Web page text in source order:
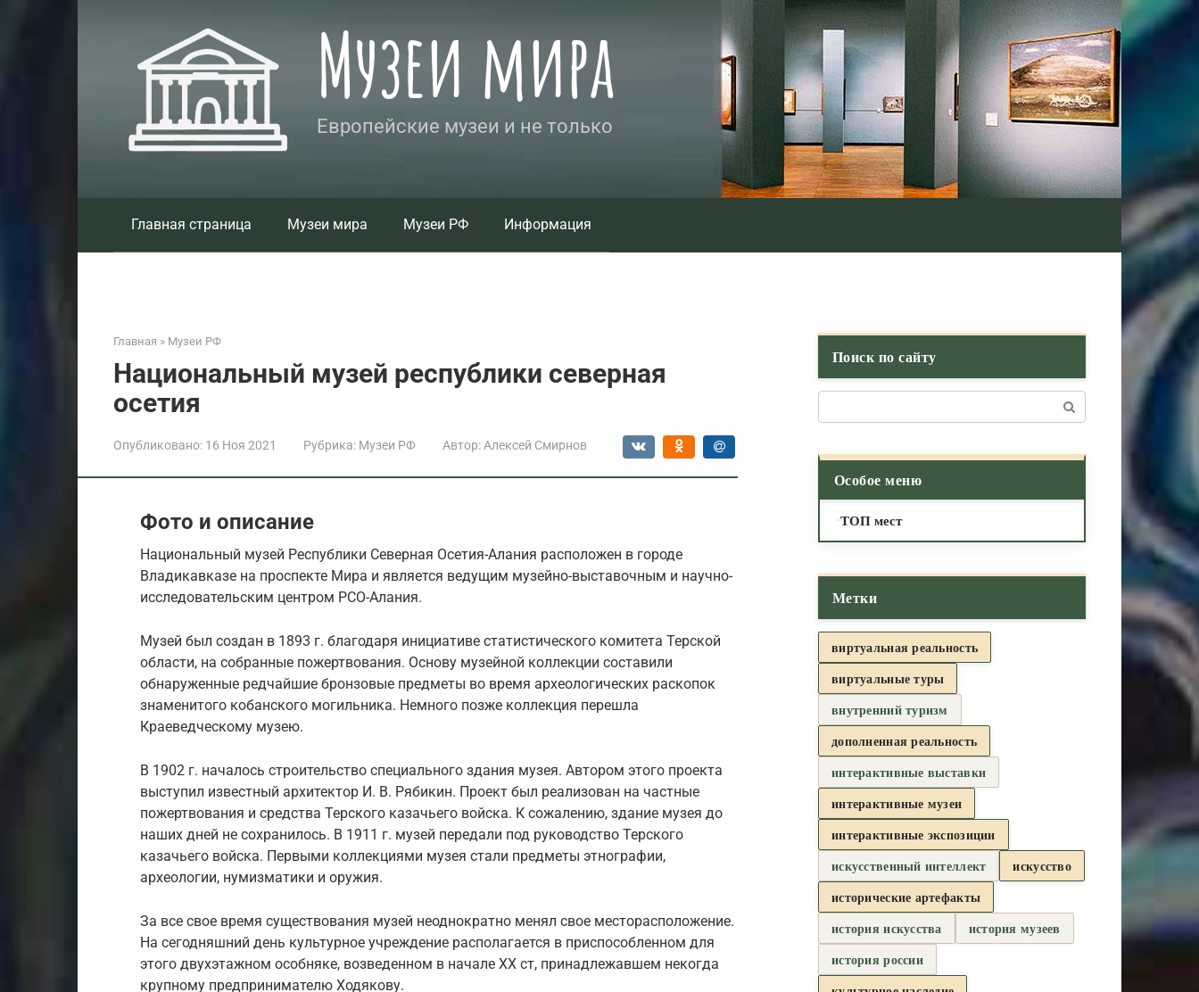
Музеи мира
Европейские музеи и не только
Главная страница Музеи мира Музеи РФ Информация
Главная » Музеи РФ
Национальный музей республики северная
осетия
Опубликовано: 16 Ноя 2021 Рубрика: Музеи РФ Автор: Алексей Смирнов
Фото и описание
Национальный музей Республики Северная Осетия-Алания расположен в городе
Владикавказе на проспекте Мира и является ведущим музейно-выставочным и научно-
исследовательским центром РСО-Алания.
Музей был создан в 1893 г. благодаря инициативе статистического комитета Терской
области, на собранные пожертвования. Основу музейной коллекции составили
обнаруженные редчайшие бронзовые предметы во время археологических раскопок
знаменитого кобанского могильника. Немного позже коллекция перешла
Краеведческому музею.
В 1902 г. началось строительство специального здания музея. Автором этого проекта
выступил известный архитектор И. В. Рябикин. Проект был реализован на частные
пожертвования и средства Терского казачьего войска. К сожалению, здание музея до
наших дней не сохранилось. В 1911 г. музей передали под руководство Терского
казачьего войска. Первыми коллекциями музея стали предметы этнографии,
археологии, нумизматики и оружия.
За все свое время существования музей неоднократно менял свое месторасположение.
На сегодняшний день культурное учреждение располагается в приспособленном для
этого двухэтажном особняке, возведенном в начале XX ст, принадлежавшем некогда
крупному предпринимателю Ходякову.
Поиск по сайту
Особое меню
ТОП мест
Метки
виртуальная реальность
виртуальные туры
внутренний туризм
дополненная реальность
интерактивные выставки
интерактивные музеи
интерактивные экспозиции
искусственный интеллект
искусство
исторические артефакты
история искусства
история музеев
история россии